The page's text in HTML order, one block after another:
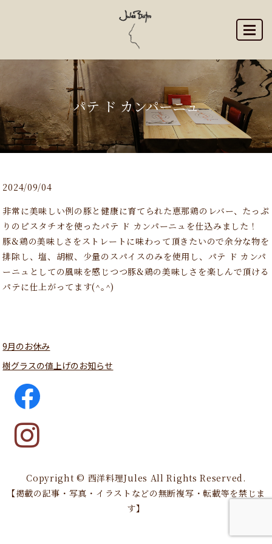
パテ ド カンパーニュ
2024/09/04
非常に美味しい例の豚と健康に育てられた恵那鶏のレバー、たっぷ
りのピスタチオを使ったパテ ド カンパーニュを仕込みました！
豚&鶏の美味しさをストレートに味わって頂きたいので余分な物を
排除し、塩、胡椒、少量のスパイスのみを使用し、パテ ド カンパ
ーニュとしての風味を感じつつ豚&鶏の美味しさを楽しんで頂ける
パテに仕上がってます(^｡^)
9月のお休み
樹グラスの値上げのお知らせ
Copyright © 西洋料理Jules All Rights Reserved.
【掲載の記事・写真・イラストなどの無断複写・転載等を禁じま
す】